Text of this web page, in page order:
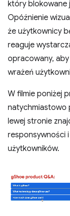
który blokowane
Opóźnienie
że użytkownicy
reaguje
opracowany,
wrażeń
W filmie poniżej
natychmiastowo
lewej stronie
responsywności
użytkowników.